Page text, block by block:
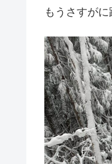
もうさすがに